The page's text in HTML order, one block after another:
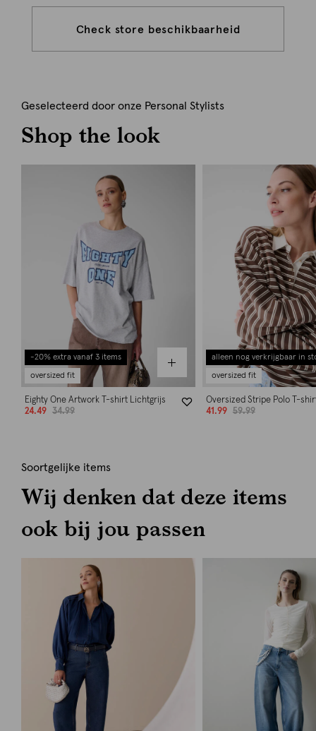
Check store beschikbaarheid
Geselecteerd door onze Personal Stylists
Shop the look
-20% extra vanaf 3 items
oversized fit
Eighty One Artwork T-shirt Lichtgrijs
24.49
34.99
alleen nog verkrijgbaar in
oversized fit
Oversized Stripe Polo T-
41.99
59.99
Soortgelijke items
Wij denken dat deze items
ook bij jou passen